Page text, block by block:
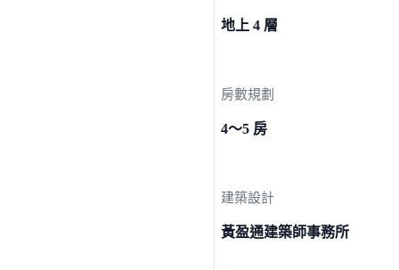
地上 4 層
房數規劃
4～5 房
建築設計
黃盈通建築師事務所